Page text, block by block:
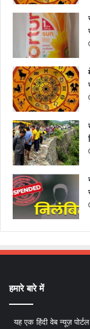
हमारे बारे में
यह एक हिंदी वेब न्यूज़